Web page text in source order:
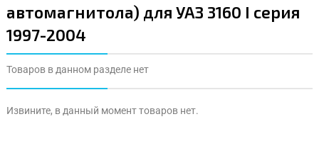
автомагнитола) для УАЗ 3160 I серия
1997-2004
Товаров в данном разделе нет
Извините, в данный момент товаров нет.